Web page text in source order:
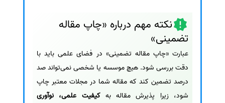
نکته مهم درباره «چاپ مقاله
تضمینی»
عبارت «چاپ مقاله تضمینی» در فضای علمی باید با
دقت بررسی شود. هیچ موسسه یا شخصی نمی‌تواند صد
درصد تضمین کند که مقاله شما در مجلات معتبر چاپ
شود، زیرا پذیرش مقاله بهکیفیت علمی، نوآوری